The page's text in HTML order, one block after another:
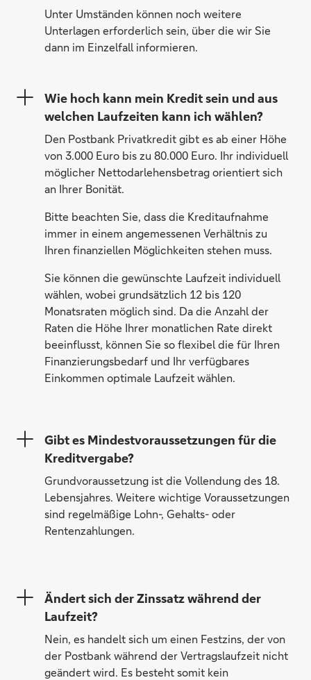
Unter Umständen können noch weitere
Unterlagen erforderlich sein, über die wir Sie
dann im Einzelfall informieren.
Wie hoch kann mein Kredit sein und aus
welchen Laufzeiten kann ich wählen?
Den Postbank Privatkredit gibt es ab einer Höhe
von 3.000 Euro bis zu 80.000 Euro. Ihr individuell
möglicher Nettodarlehensbetrag orientiert sich
an Ihrer Bonität.
Bitte beachten Sie, dass die Kreditaufnahme
immer in einem angemessenen Verhältnis zu
Ihren finanziellen Möglichkeiten stehen muss.
Sie können die gewünschte Laufzeit individuell
wählen, wobei grundsätzlich 12 bis 120
Monatsraten möglich sind. Da die Anzahl der
Raten die Höhe Ihrer monatlichen Rate direkt
beeinflusst, können Sie so flexibel die für Ihren
Finanzierungsbedarf und Ihr verfügbares
Einkommen optimale Laufzeit wählen.
Gibt es Mindestvoraussetzungen für die
Kreditvergabe?
Grundvoraussetzung ist die Vollendung des 18.
Lebensjahres. Weitere wichtige Voraussetzungen
sind regelmäßige Lohn-, Gehalts- oder
Rentenzahlungen.
Ändert sich der Zinssatz während der
Laufzeit?
Nein, es handelt sich um einen Festzins, der von
der Postbank während der Vertragslaufzeit nicht
geändert wird. Es besteht somit kein